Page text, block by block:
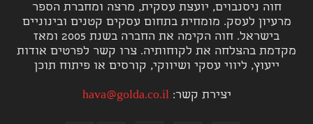
חוה ניסנבוים, יועצת עסקית, מרצה ומחברת הספר
מרעיון לעסק. מומחית בתחום עסקים קטנים ובינוניים
בישראל. חוה הקימה את החברה בשנת 2005 ומאז
מקדמת בהצלחה את לקוחותיה. צרו קשר לפרטים אודות
ייעוץ, ליווי עסקי ושיווקי, קורסים או פיתוח תוכן
יצירת קשר:hava@golda.co.il